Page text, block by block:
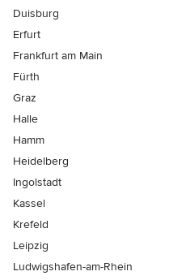
Duisburg
Erfurt
Frankfurt am Main
Fürth
Graz
Halle
Hamm
Heidelberg
Ingolstadt
Kassel
Krefeld
Leipzig
Ludwigshafen-am-Rhein